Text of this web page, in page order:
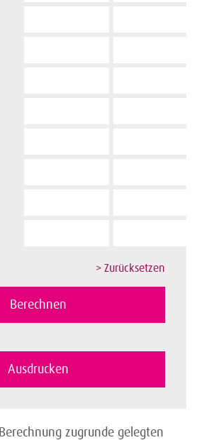
zugrunde gelegten